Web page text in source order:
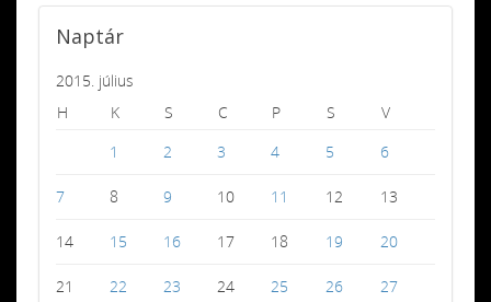
Naptár
2015. július
H
K S C P S
V
1
2 3 4 5 6
7 8 9 10 11 12 13
14 15 16 17 18 19 20
21 22 23 24 25 26 27